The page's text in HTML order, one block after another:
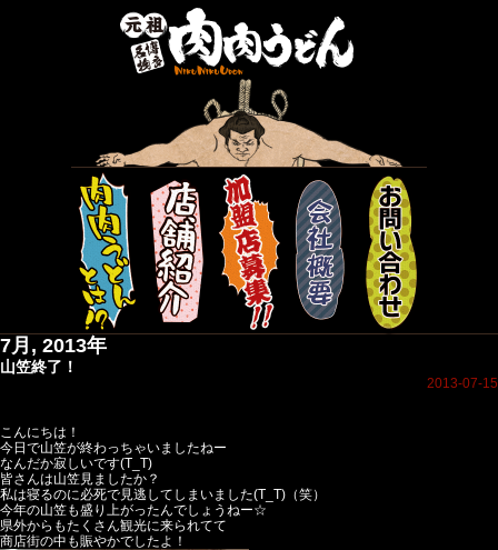
7月, 2013年
山笠終了！
2013-07-15
こんにちは！
今日で山笠が終わっちゃいましたねー
なんだか寂しいです(T_T)
皆さんは山笠見ましたか？
私は寝るのに必死で見逃してしまいました(T_T)（笑）
今年の山笠も盛り上がったんでしょうねー☆
県外からもたくさん観光に来られてて
商店街の中も賑やかでしたよ！